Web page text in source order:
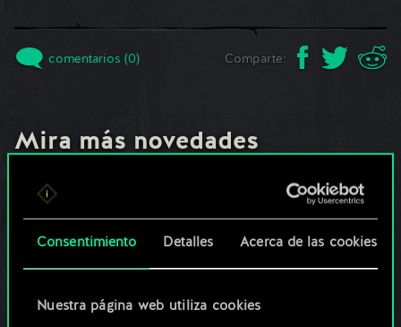
Consentimiento Detalles Acerca de las cookies
Nuestra página web utiliza cookies
comentarios (0) Comparte:
Mira más novedades
Actualización sobre el
7, 8 y 8.1